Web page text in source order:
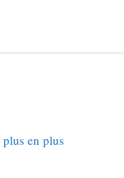
en plus